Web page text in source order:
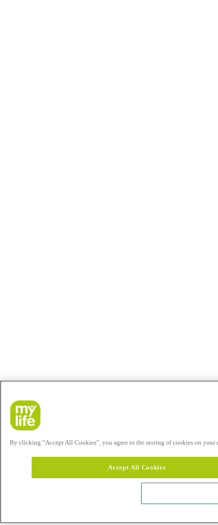
By clicking “Accept All Cookies”, you agree to the storing of cookies on your
Accept All Cookies